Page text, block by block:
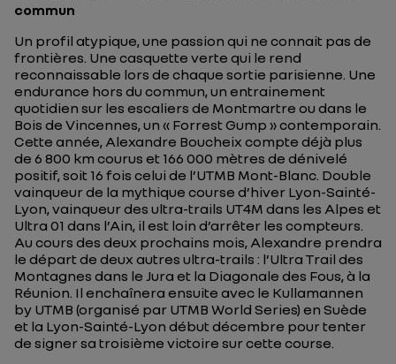
commun
Un profil atypique, une passion qui ne connait pas de
frontières. Une casquette verte qui le rend
reconnaissable lors de chaque sortie parisienne. Une
endurance hors du commun, un entrainement
quotidien sur les escaliers de Montmartre ou dans le
Bois de Vincennes, un « Forrest Gump » contemporain.
Cette année, Alexandre Boucheix compte déjà plus
de 6 800 km courus et 166 000 mètres de dénivelé
positif, soit 16 fois celui de l’UTMB Mont-Blanc. Double
vainqueur de la mythique course d’hiver Lyon-Sainté-
Lyon, vainqueur des ultra-trails UT4M dans les Alpes et
Ultra 01 dans l’Ain, il est loin d’arrêter les compteurs.
Au cours des deux prochains mois, Alexandre prendra
le départ de deux autres ultra-trails : l’Ultra Trail des
Montagnes dans le Jura et la Diagonale des Fous, à la
Réunion. Il enchaînera ensuite avec le Kullamannen
by UTMB (organisé par UTMB World Series) en Suède
et la Lyon-Sainté-Lyon début décembre pour tenter
de signer sa troisième victoire sur cette course.